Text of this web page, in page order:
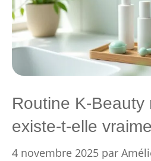
Routine K-Beauty
existe-t-elle
4 novembre 2025 par